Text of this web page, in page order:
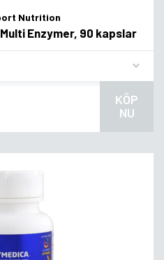
Nutrition
Enzymer, 90 kapslar
KÖP
NU